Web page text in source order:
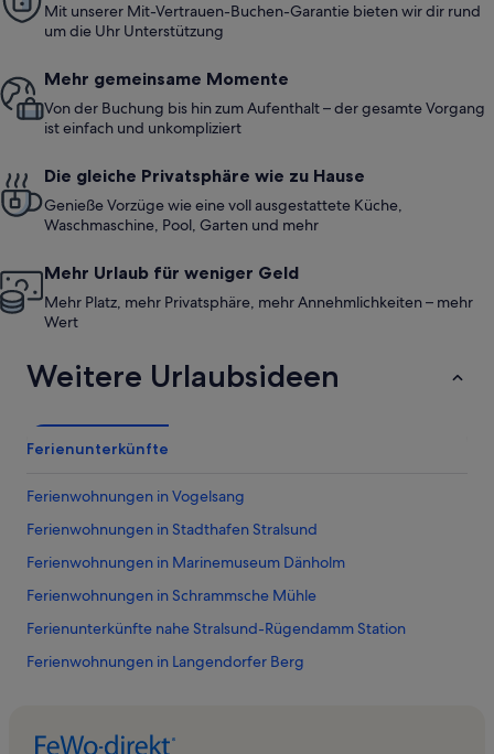
Mit unserer Mit-Vertrauen-Buchen-Garantie bieten wir dir rund
um die Uhr Unterstützung
Mehr gemeinsame Momente
Von der Buchung bis hin zum Aufenthalt – der gesamte Vorgang
ist einfach und unkompliziert
Die gleiche Privatsphäre wie zu Hause
Genieße Vorzüge wie eine voll ausgestattete Küche,
Waschmaschine, Pool, Garten und mehr
Mehr Urlaub für weniger Geld
Mehr Platz, mehr Privatsphäre, mehr Annehmlichkeiten – mehr
Wert
Weitere Urlaubsideen
Ferienunterkünfte
Ferienwohnungen in Vogelsang
Ferienwohnungen in Stadthafen Stralsund
Ferienwohnungen in Marinemuseum Dänholm
Ferienwohnungen in Schrammsche Mühle
Ferienunterkünfte nahe Stralsund-Rügendamm Station
Ferienwohnungen in Langendorfer Berg